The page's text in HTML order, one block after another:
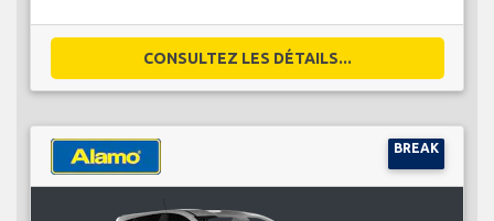
CONSULTEZ LES DÉTAILS...
BREAK